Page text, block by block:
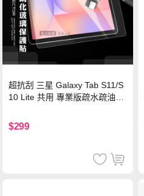
超抗刮 三星 Galaxy Tab S11/S
10 Lite 共用 專業版疏水疏油9H
$299